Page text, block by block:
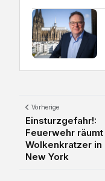
Vorherige
Einsturzgefahr!:
Feuerwehr räumt
Wolkenkratzer in
New York